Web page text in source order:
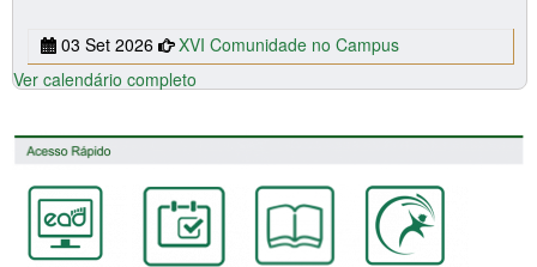
03 Set 2026
XVI Comunidade no Campus
Ver calendário completo